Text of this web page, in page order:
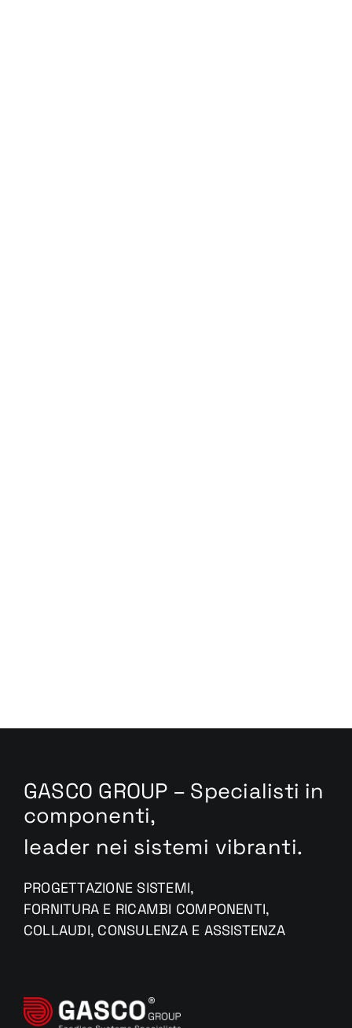
GASCO GROUP – Specialisti in
componenti,
leader nei sistemi vibranti.
PROGETTAZIONE SISTEMI,
FORNITURA E RICAMBI COMPONENTI,
COLLAUDI, CONSULENZA E ASSISTENZA